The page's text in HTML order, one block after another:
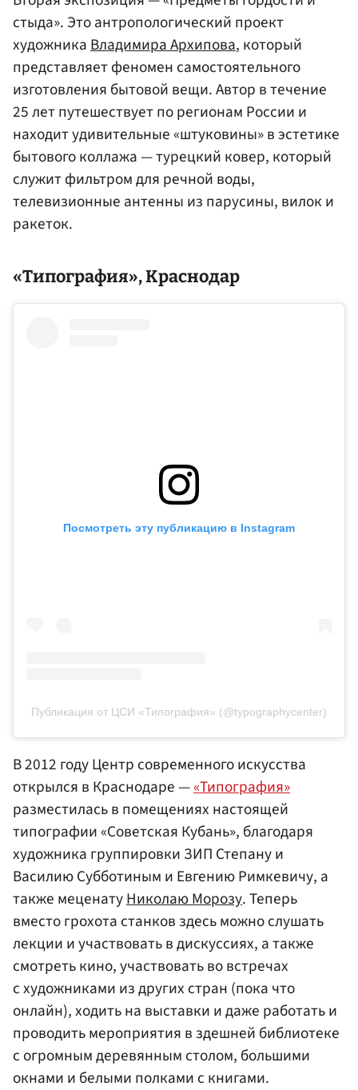
стыда». Это антропологический проект
художникаВладимира Архипова, который
представляет феномен самостоятельного
изготовления бытовой вещи. Автор в течение
25 лет путешествует по регионам России и
находит удивительные «штуковины» в эстетике
бытового коллажа — турецкий ковер, который
служит фильтром для речной воды,
телевизионные антенны из парусины, вилок и
ракеток.
«Типография», Краснодар
Посмотреть эту публикацию в Instagram
Публикация от ЦСИ «Типография» (@typographycenter)
В 2012 году Центр современного искусства
открылся в Краснодаре —«Типография»
разместилась в помещениях настоящей
типографии «Советская Кубань», благодаря
художника группировки ЗИП Степану и
Василию Субботиным и Евгению Римкевичу, а
также меценатуНиколаю Морозу. Теперь
вместо грохота станков здесь можно слушать
лекции и участвовать в дискуссиях, а также
смотреть кино, участвовать во встречах
с художниками из других стран (пока что
онлайн), ходить на выставки и даже работать и
проводить мероприятия в здешней библиотеке
с огромным деревянным столом, большими
окнами и белыми полками с книгами.